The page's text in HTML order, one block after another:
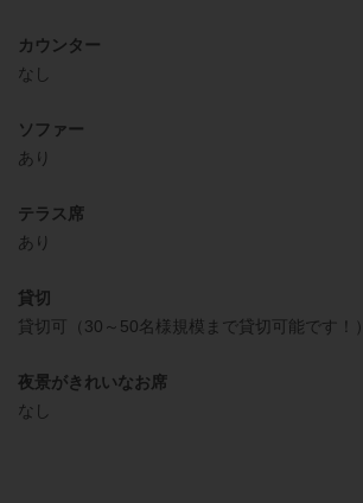
カウンター
なし
ソファー
あり
テラス席
あり
貸切
貸切可（30～50名様規模まで貸切可能です！）
夜景がきれいなお席
なし